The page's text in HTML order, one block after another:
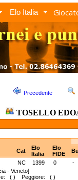
Elo Italia
Precedente
TOSELLO
Cat
Elo
Italia
Elo
FIDE
NC 1399 0
-
- Veneto]
( ) Peggiore: ( )